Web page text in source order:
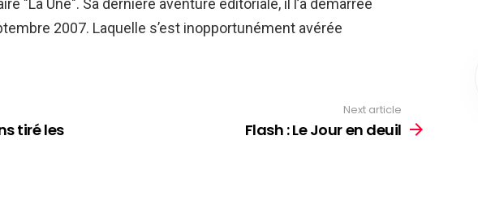
"La Une". Sa dernière aventure éditoriale, il l’a démarrée
2007. Laquelle s’est inopportunément avérée
tiré les
Next article
Flash : Le Jour en deuil